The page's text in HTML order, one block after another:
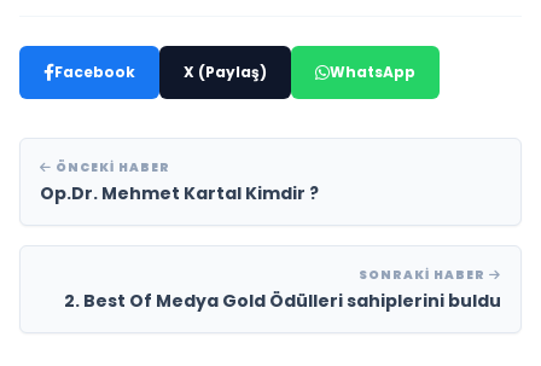
Facebook X (Paylaş) WhatsApp
ÖNCEKI HABER
Op.Dr. Mehmet Kartal Kimdir ?
SONRAKI HABER
2. Best Of Medya Gold Ödülleri sahiplerini buldu